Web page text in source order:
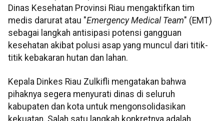
Dinas Kesehatan Provinsi Riau mengaktifkan tim
medis darurat atau "Emergency Medical Team" (EMT)
sebagai langkah antisipasi potensi gangguan
kesehatan akibat polusi asap yang muncul dari titik-
titik kebakaran hutan dan lahan.
Kepala Dinkes Riau Zulkifli mengatakan bahwa
pihaknya segera menyurati dinas di seluruh
kabupaten dan kota untuk mengonsolidasikan
kekuatan. Salah satu langkah konkretnya adalah